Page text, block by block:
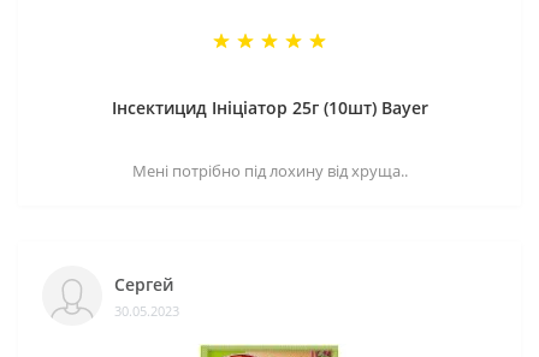
Інсектицид Ініціатор 25г (10шт) Bayer
Мені потрібно під лохину від хруща..
Сергей
30.05.2023